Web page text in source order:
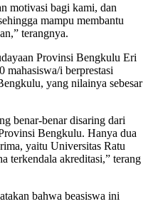
motivasi bagi kami, dan
mampu membantu
terangnya.
Provinsi Bengkulu Eri
mahasiswa/i berprestasi
yang nilainya sebesar
benar-benar disaring dari
Bengkulu. Hanya dua
yaitu Universitas Ratu
terkendala akreditasi,” terang
bahwa beasiswa ini